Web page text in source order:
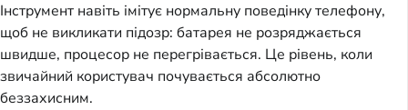
Інструмент навіть імітує нормальну поведінку телефону,
щоб не викликати підозр: батарея не розряджається
швидше, процесор не перегрівається. Це рівень, коли
звичайний користувач почувається абсолютно
беззахисним.